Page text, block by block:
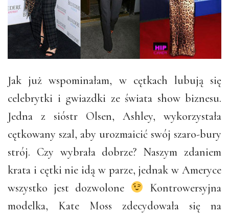
Jak już wspominałam, w cętkach lubują się
celebrytki i gwiazdki ze świata show biznesu.
Jedna z sióstr Olsen, Ashley, wykorzystała
cętkowany szal, aby urozmaicić swój szaro-bury
strój. Czy wybrała dobrze? Naszym zdaniem
krata i cętki nie idą w parze, jednak w Ameryce
wszystko jest dozwolone
Kontrowersyjna
modelka, Kate Moss zdecydowała się na